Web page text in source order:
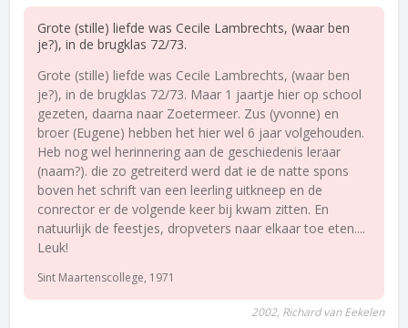
Grote (stille) liefde was Cecile Lambrechts, (waar ben
je?), in de brugklas 72/73.
Grote (stille) liefde was Cecile Lambrechts, (waar ben
je?), in de brugklas 72/73. Maar 1 jaartje hier op school
gezeten, daarna naar Zoetermeer. Zus (yvonne) en
broer (Eugene) hebben het hier wel 6 jaar volgehouden.
Heb nog wel herinnering aan de geschiedenis leraar
(naam?). die zo getreiterd werd dat ie de natte spons
boven het schrift van een leerling uitkneep en de
conrector er de volgende keer bij kwam zitten. En
natuurlijk de feestjes, dropveters naar elkaar toe eten....
Leuk!
Sint Maartenscollege, 1971
2002, Richard van Eekelen